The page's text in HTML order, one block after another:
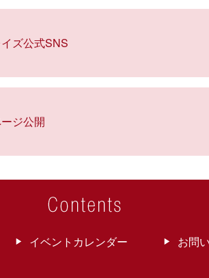
ズ公式SNS
ジ公開
イベントカレンダー お問